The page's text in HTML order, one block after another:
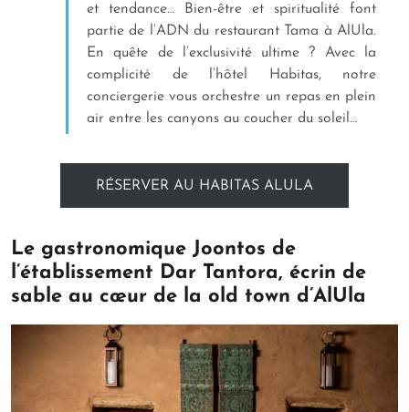
et tendance… Bien-être et spiritualité font
partie de l’ADN du restaurant Tama à AlUla.
En quête de l’exclusivité ultime ? Avec la
complicité de l’hôtel Habitas, notre
conciergerie vous orchestre un repas en plein
air entre les canyons au coucher du soleil…
RÉSERVER AU HABITAS ALULA
Le gastronomique Joontos de
l’établissement Dar Tantora, écrin de
sable au cœur de la old town d’AlUla